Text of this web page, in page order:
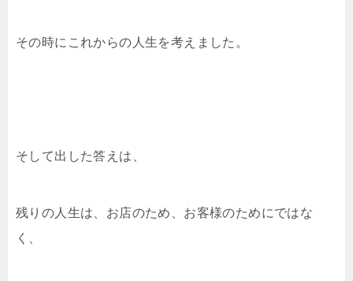
その時にこれからの人生を考えました。
そして出した答えは、
残りの人生は、お店のため、お客様のためにではな
く、